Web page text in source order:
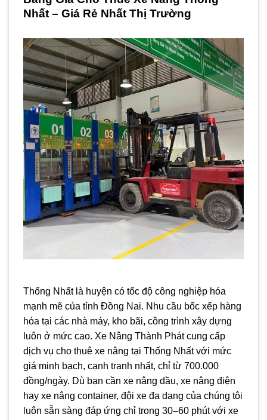
Nhất – Giá Rẻ Nhất Thị Trường
Thống Nhất là huyện có tốc độ công nghiệp hóa
mạnh mẽ của tỉnh Đồng Nai. Nhu cầu bốc xếp hàng
hóa tại các nhà máy, kho bãi, công trình xây dựng
luôn ở mức cao. Xe Nâng Thành Phát cung cấp
dịch vụ cho thuê xe nâng tại Thống Nhất với mức
giá minh bạch, cạnh tranh nhất, chỉ từ 700.000
đồng/ngày. Dù bạn cần xe nâng dầu, xe nâng điện
hay xe nâng container, đội xe đa dạng của chúng tôi
luôn sẵn sàng đáp ứng chỉ trong 30–60 phút với xe